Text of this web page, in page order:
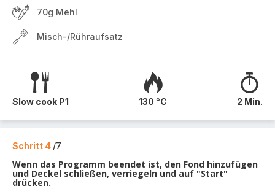
70g Mehl
Misch-/Rühraufsatz
Slow cook P1 130 °C 2 Min.
Schritt 4 /7
Wenn das Programm beendet ist, den Fond hinzufügen
und Deckel schließen, verriegeln und auf "Start"
drücken.